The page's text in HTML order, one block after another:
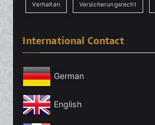
Verhalten Versicherungsrecht
International Contact
German
English